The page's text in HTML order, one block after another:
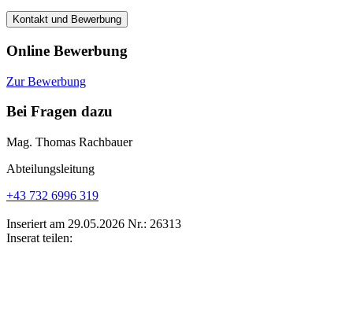
Kontakt und Bewerbung
Online Bewerbung
Zur Bewerbung
Bei Fragen dazu
Mag. Thomas Rachbauer
Abteilungsleitung
+43 732 6996 319
Inseriert am 29.05.2026 Nr.: 26313
Inserat teilen: